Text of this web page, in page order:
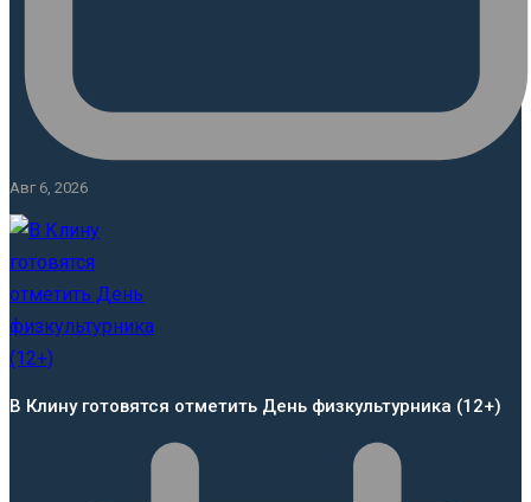
Авг 6, 2026
В Клину готовятся отметить День физкультурника (12+)